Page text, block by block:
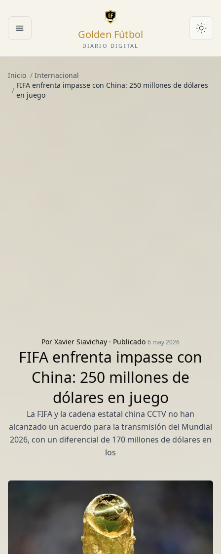
Abrir menú Golden Fútbol
DIARIO DIGITAL
Inicio / Internacional
/
FIFA enfrenta impasse con China: 250 millones de dólares
en juego
Por Xavier Siavichay · Publicado 6 may 2026
FIFA enfrenta impasse con
China: 250 millones de
dólares en juego
La FIFA y la cadena estatal china CCTV no han
alcanzado un acuerdo para la transmisión del Mundial
2026, con un diferencial de 170 millones de dólares en
los